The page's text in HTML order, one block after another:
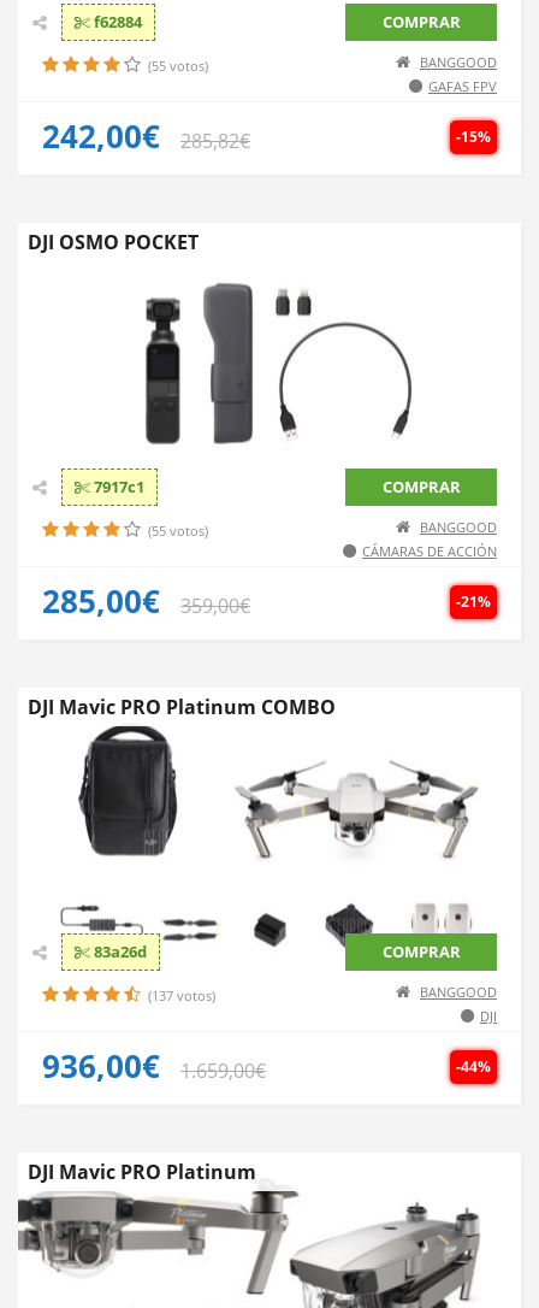
f62884 COMPRAR
(55 votos)
BANGGOOD
GAFAS FPV
-15%
242,00€ 285,82€
DJI OSMO POCKET
7917c1 COMPRAR
(55 votos)
BANGGOOD
CÁMARAS DE ACCIÓN
-21%
285,00€ 359,00€
DJI Mavic PRO Platinum COMBO
83a26d COMPRAR
(137 votos)
BANGGOOD
DJI
-44%
936,00€ 1.659,00€
DJI Mavic PRO Platinum